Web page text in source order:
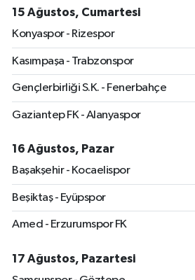
15 Ağustos, Cumartesi
Konyaspor - Rizespor
Kasımpaşa - Trabzonspor
Gençlerbirliği S.K. - Fenerbahçe
Gaziantep FK - Alanyaspor
16 Ağustos, Pazar
Başakşehir - Kocaelispor
Beşiktaş - Eyüpspor
Amed - Erzurumspor FK
17 Ağustos, Pazartesi